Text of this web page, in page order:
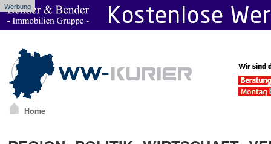
Werbung
Home